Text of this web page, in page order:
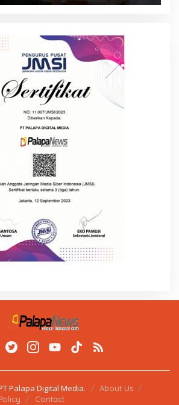
Palapa Digital Media.
About Us
Contact